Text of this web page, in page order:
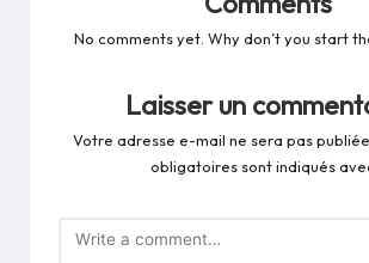
No comments yet. Why don’t you start
Laisser un
Votre adresse e-mail ne sera pas publiée.
obligatoires sont indiqués